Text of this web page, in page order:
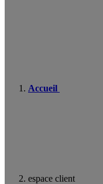
Accueil
espace client